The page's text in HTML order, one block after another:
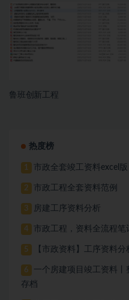
鲁班创新工程
热度榜
1 市政全套竣工资料excel版
2 市政工程全套资料范例
3 房建工序资料分析
4 市政工程，资料全流程笔
5 【市政资料】工序资料分
6
一个房建项目竣工资料
存档